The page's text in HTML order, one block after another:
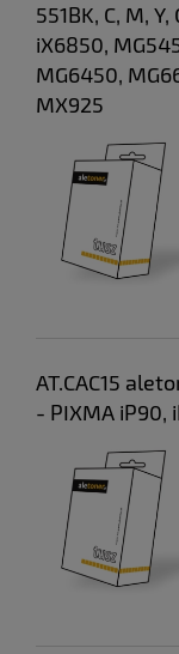
551BK, C, M,
iX6850,
MG6450,
MX925
AT.CAC15
- PIXMA iP90,